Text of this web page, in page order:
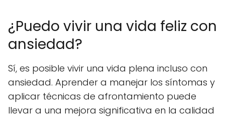
¿Puedo vivir una vida feliz con
ansiedad?
Sí, es posible vivir una vida plena incluso con
ansiedad. Aprender a manejar los síntomas y
aplicar técnicas de afrontamiento puede
llevar a una mejora significativa en la calidad